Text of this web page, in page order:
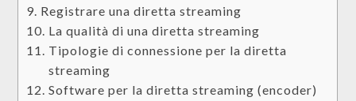
Registrare una diretta streaming
La qualità di una diretta streaming
Tipologie di connessione per la diretta
streaming
Software per la diretta streaming (encoder)